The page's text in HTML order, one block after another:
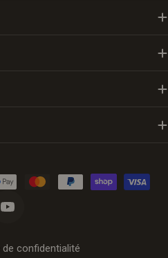
de confidentialité